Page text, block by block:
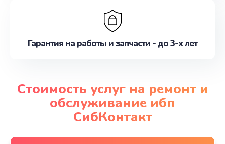
Гарантия на работы и запчасти - до 3-х лет
Стоимость услуг на ремонт и
обслуживание ибп
СибКонтакт